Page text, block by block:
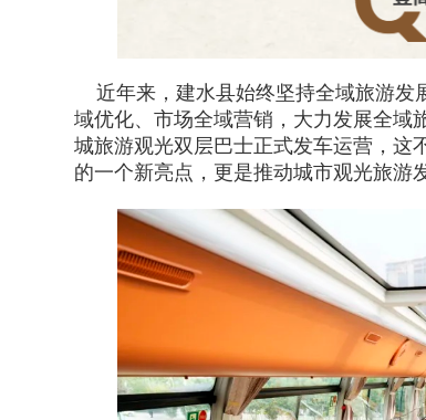
近年来，建水县始终坚持全域旅游发
域优化、市场全域营销，大力发展全域
城旅游观光双层巴士正式发车运营，这
的一个新亮点，更是推动城市观光旅游